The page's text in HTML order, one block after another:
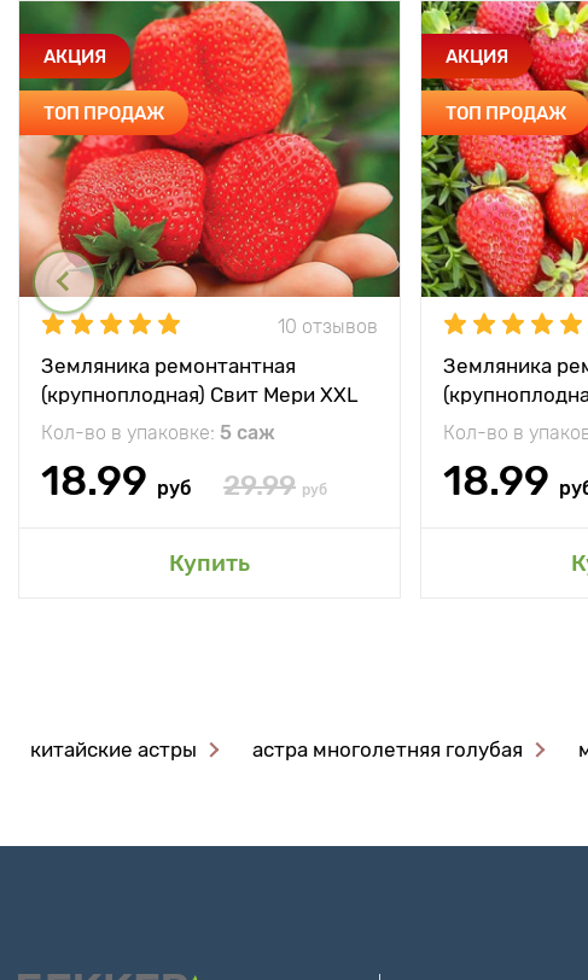
АКЦИЯ
ТОП ПРОДАЖ
10 отзывов
Земляника ремонтантная
(крупноплодная) Свит Мери XXL
Кол-во в упаковке: 5 саж
18.99 руб 29.99 руб
Купить
АКЦИЯ
ТОП ПРОДАЖ
Земляника
Кол-во в
18.99
китайские астры астра многолетняя голубая